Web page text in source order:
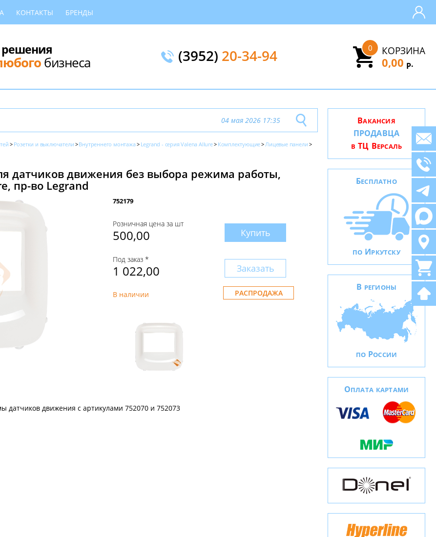
КОНТАКТЫ БРЕНДЫ
бизнеса (3952) 20-34-94 КОРЗИНА
0
0,00 Р.
04 мая 2026 17:35
Розетки и выключатели Внутреннего монтажа Legrand - серия Valena Allure Комплектующие
Лицевые панели
датчиков движения без выбора режима работы,
пр-во Legrand
752179
Розничная цена за шт
500,00 Купить
Под заказ *
1 022,00 Заказать
В наличии РАСПРОДАЖА
датчиков движения с артикулами 752070 и 752073
ВАКАНСИЯ
ПРОДАВЦА
В ТЦ ВЕРСАЛЬ
БЕСПЛАТНО
ПО ИРКУТСКУ
В РЕГИОНЫ
ПО РОССИИ
ОПЛАТА КАРТАМИ